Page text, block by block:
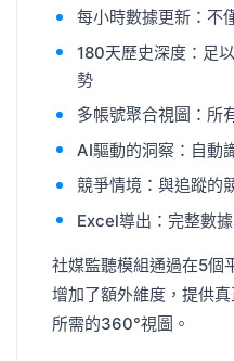
每小時數據更新：不
180天歷史深度：足
勢
多帳號聚合視圖：所
AI驅動的洞察：自動
競爭情境：與追蹤的
Excel導出：完整數
社媒監聽模組通過在5個
增加了額外維度，提供
所需的360°視圖。